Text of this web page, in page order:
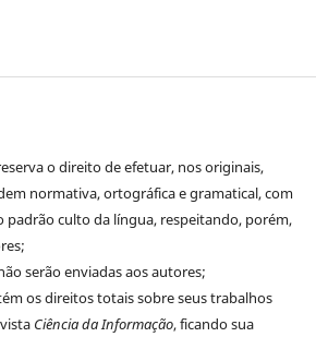
o direito de efetuar, nos originais,
normativa, ortográfica e gramatical, com
padrão culto da língua, respeitando, porém,
serão enviadas aos autores;
os direitos totais sobre seus trabalhos
Ciência da Informação, ficando sua